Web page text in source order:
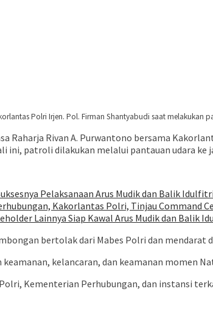
Polri Irjen. Pol. Firman Shantyabudi saat melakukan
Raharja Rivan A. Purwantono bersama
ini, patroli dilakukan melalui pantauan udara
Pelaksanaan Arus Mudik dan Balik
Kakorlantas Polri, Tinjau Command
Lainnya Siap Kawal Arus Mudik dan Balik
bertolak dari Mabes Polri dan mendarat
kelancaran, dan keamanan momen
Kementerian Perhubungan, dan instansi